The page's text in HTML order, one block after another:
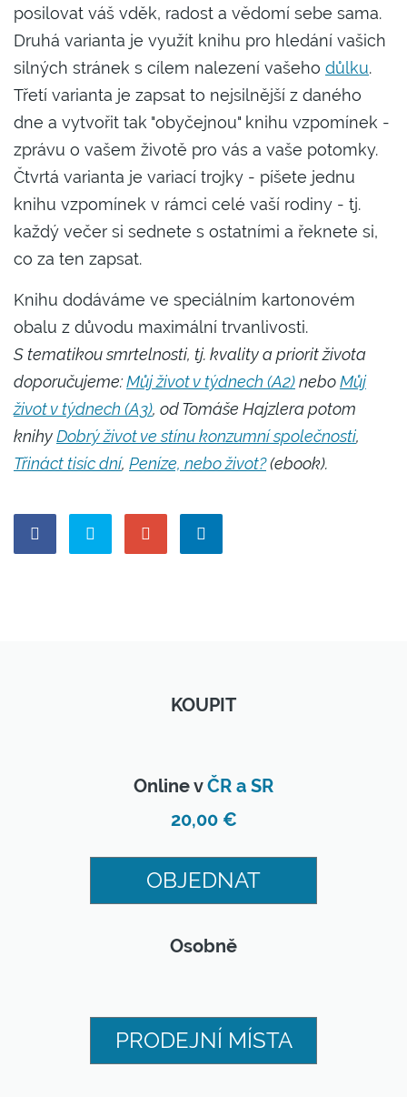
posilovat váš vděk, radost a vědomí sebe sama.
Druhá varianta je využít knihu pro hledání vašich
silných stránek s cílem nalezení vašeho důlku.
Třetí varianta je zapsat to nejsilnější z daného
dne a vytvořit tak "obyčejnou" knihu vzpomínek -
zprávu o vašem životě pro vás a vaše potomky.
Čtvrtá varianta je variací trojky - píšete jednu
knihu vzpomínek v rámci celé vaší rodiny - tj.
každý večer si sednete s ostatními a řeknete si,
co za ten zapsat.
Knihu dodáváme ve speciálním kartonovém
obalu z důvodu maximální trvanlivosti.
S tematikou smrtelnosti, tj. kvality a priorit života
doporučujeme:Můj život v týdnech (A2)neboMůj
život v týdnech (A3), od Tomáše Hajzlera potom
knihyDobrý život ve stínu konzumní společnosti,
Třináct tisíc dní, Peníze, nebo život?(ebook).
KOUPIT
Online vČR a SR
20,00 €
OBJEDNAT
Osobně
PRODEJNÍ MÍSTA